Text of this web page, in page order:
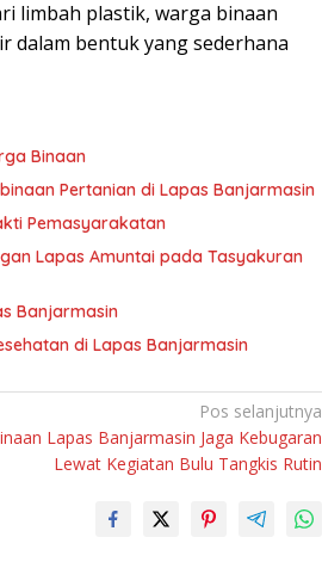
limbah plastik, warga binaan
dalam bentuk yang sederhana
Binaan
Pertanian di Lapas Banjarmasin
Pemasyarakatan
Lapas Amuntai pada Tasyakuran
Banjarmasin
di Lapas Banjarmasin
Pos selanjutnya
Lapas Banjarmasin Jaga Kebugaran
Lewat Kegiatan Bulu Tangkis Rutin